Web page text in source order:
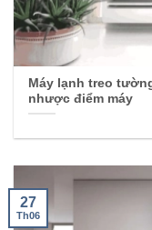
Máy lạnh treo
nhược điểm máy
27
Th06